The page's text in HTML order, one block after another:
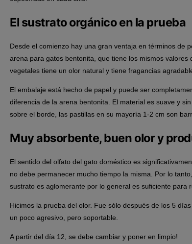
El sustrato orgánico en la prueba
Desde el comienzo hay una gran ventaja en términos de
arena para gatos bentonita, que tiene los mismos
vegetales tiene un olor natural y tiene fragancias
El embalaje está hecho de papel y puede ser
diferencia de la arena bentonita. El material es suave y
sobre el borde, las pastillas en su mayoría 1-2 cm son
Muy absorbente, buen olor y
El sentido del olfato del gato doméstico es
no debe permanecer mucho tiempo la misma. Por lo
sustrato es aglomerante por lo general es suficiente para
Hicimos la prueba del olor. Fue sólo después de los 5
un poco agresivo, pero soportable.
A partir del día 12, se debe cambiar y poner en limpio!